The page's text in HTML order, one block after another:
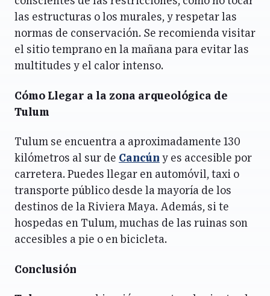
las estructuras o los murales, y respetar las
normas de conservación. Se recomienda visitar
el sitio temprano en la mañana para evitar las
multitudes y el calor intenso.
Cómo Llegar a la zona arqueológica de
Tulum
Tulum se encuentra a aproximadamente 130
kilómetros al sur de Cancún y es accesible por
carretera. Puedes llegar en automóvil, taxi o
transporte público desde la mayoría de los
destinos de la Riviera Maya. Además, si te
hospedas en Tulum, muchas de las ruinas son
accesibles a pie o en bicicleta.
Conclusión